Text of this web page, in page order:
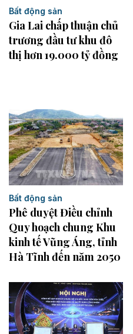
Bất động sản
Gia Lai chấp thuận chủ
trương đầu tư khu đô
thị hơn 19.000 tỷ đồng
Bất động sản
Phê duyệt Điều chỉnh
Quy hoạch chung Khu
kinh tế Vũng Áng, tỉnh
Hà Tĩnh đến năm 2050